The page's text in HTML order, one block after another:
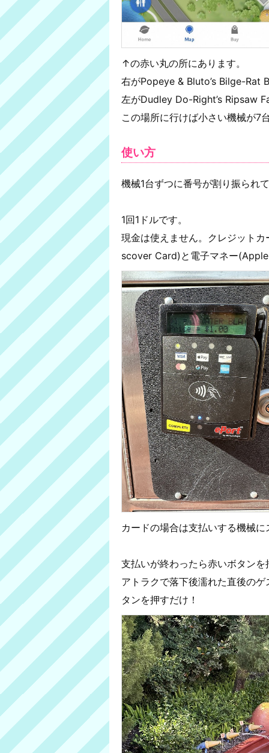
↑の赤い丸の所にあります。
右がPopeye & Bluto’s Bilge-Rat
左がDudley Do-Right’s Ripsaw
この場所に行けば小さい機械が7
使い方
機械1台ずつに番号が割り振られ
1回1ドルです。
現金は使えません。クレジット
scover Card)と電子マネー
カードの場合は支払いする機械
支払いが終わったら赤いボタンを
アトラクで落下後濡れた直後の
タンを押すだけ！